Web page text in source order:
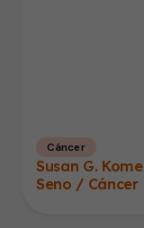
Cáncer
Susan G.
Seno /